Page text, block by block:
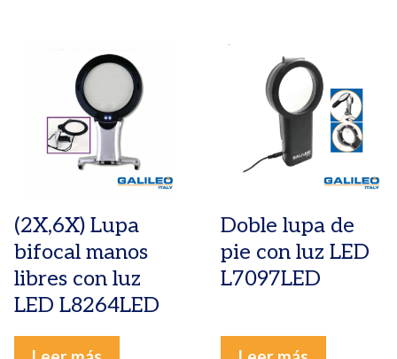
(2X,6X) Lupa
bifocal manos
libres con luz
LED L8264LED
Doble lupa de
pie con luz LED
L7097LED